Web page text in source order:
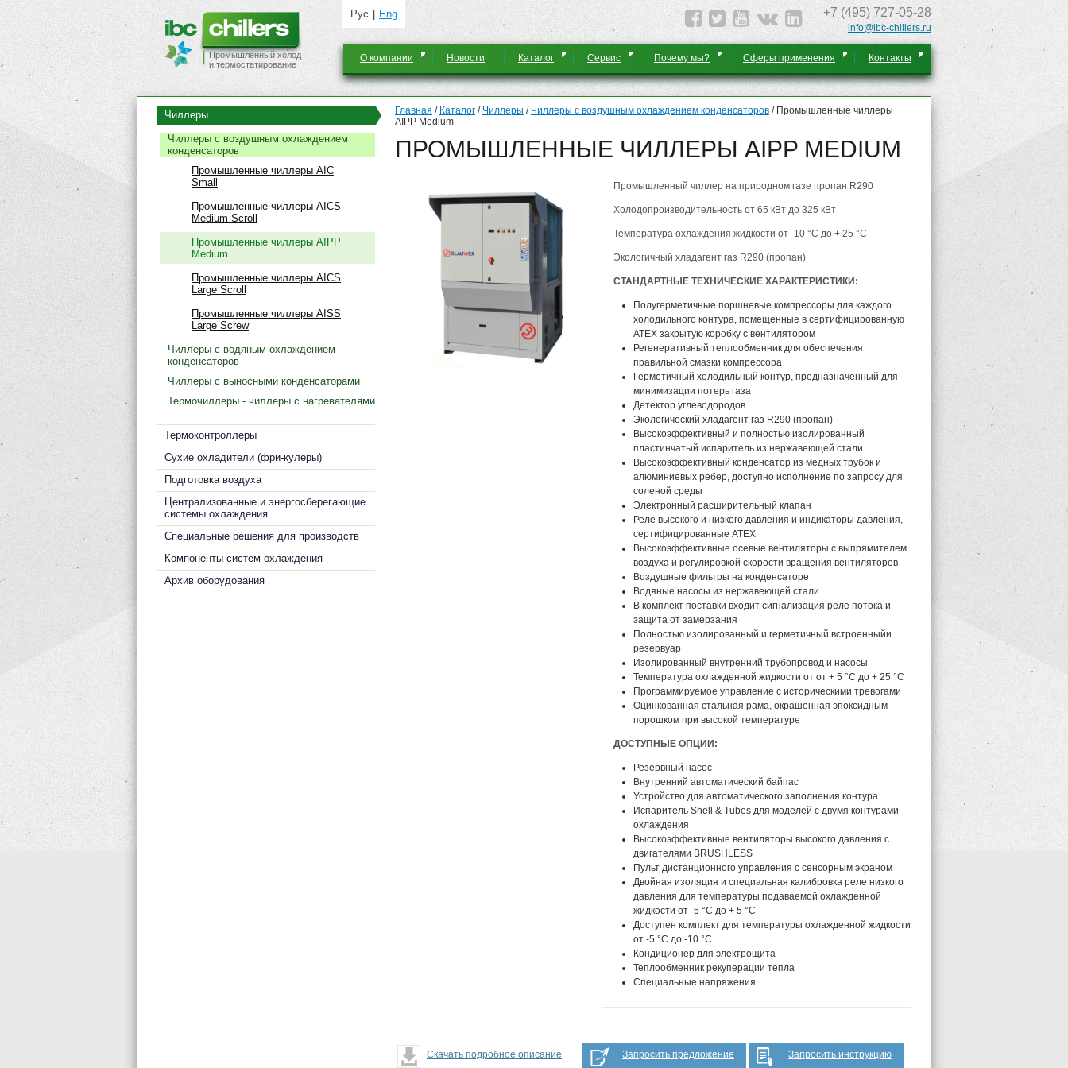
Промышленный холод
и термостатирование
+7 (495) 727-05-28
info@ibc-chillers.ru
Рус Eng
О компании Новости Каталог Сервис Почему мы? Сферы применения Контакты
Чиллеры
Чиллеры с воздушным охлаждением
конденсаторов
Промышленные чиллеры AIC
Small
Промышленные чиллеры AICS
Medium Scroll
Промышленные чиллеры AIPP
Medium
Промышленные чиллеры AICS
Large Scroll
Промышленные чиллеры AISS
Large Screw
Чиллеры с водяным охлаждением
конденсаторов
Чиллеры с выносными конденсаторами
Термочиллеры - чиллеры с нагревателями
Термоконтроллеры
Cухие охладители (фри-кулеры)
Подготовка воздуха
Централизованные и энергосберегающие
системы охлаждения
Специальные решения для производств
Компоненты систем охлаждения
Архив оборудования
Главная / Каталог / Чиллеры / Чиллеры с воздушным охлаждением конденсаторов / Промышленные чиллеры
AIPP Medium
ПРОМЫШЛЕННЫЕ ЧИЛЛЕРЫ AIPP MEDIUM
Промышленный чиллер на природном газе пропан R290
Холодопроизводительность от 65 кВт до 325 кВт
Температура охлаждения жидкости от -10 °C до + 25 °C
Экологичный хладагент газ R290 (пропан)
СТАНДАРТНЫЕ ТЕХНИЧЕСКИЕ ХАРАКТЕРИСТИКИ:
Полугерметичные поршневые компрессоры для каждого
холодильного контура, помещенные в сертифицированную
ATEX закрытую коробку с вентилятором
Регенеративный теплообменник для обеспечения
правильной смазки компрессора
Герметичный холодильный контур, предназначенный для
минимизации потерь газа
Детектор углеводородов
Экологический хладагент газ R290 (пропан)
Высокоэффективный и полностью изолированный
пластинчатый испаритель из нержавеющей стали
Высокоэффективный конденсатор из медных трубок и
алюминиевых ребер, доступно исполнение по запросу для
соленой среды
Электронный расширительный клапан
Реле высокого и низкого давления и индикаторы давления,
сертифицированные ATEX
Высокоэффективные осевые вентиляторы с выпрямителем
воздуха и регулировкой скорости вращения вентиляторов
Воздушные фильтры на конденсаторе
Водяные насосы из нержавеющей стали
В комплект поставки входит сигнализация реле потока и
защита от замерзания
Полностью изолированный и герметичный встроенныйи
резервуар
Изолированный внутренний трубопровод и насосы
Температура охлажденной жидкости от от + 5 °C до + 25 °C
Программируемое управление с историческими тревогами
Оцинкованная стальная рама, окрашенная эпоксидным
порошком при высокой температуре
ДОСТУПНЫЕ ОПЦИИ:
Резервный насос
Внутренний автоматический байпас
Устройство для автоматического заполнения контура
Испаритель Shell & Tubes для моделей с двумя контурами
охлаждения
Высокоэффективные вентиляторы высокого давления с
двигателями BRUSHLESS
Пульт дистанционного управления с сенсорным экраном
Двойная изоляция и специальная калибровка реле низкого
давления для температуры подаваемой охлажденной
жидкости от -5 °C до + 5 °C
Доступен комплект для температуры охлажденной жидкости
от -5 °C до -10 °C
Кондиционер для электрощита
Теплообменник рекуперации тепла
Специальные напряжения
Скачать подробное описание Запросить предложение Запросить инструкцию